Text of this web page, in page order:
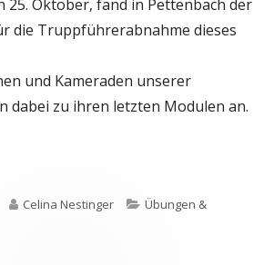
25. Oktober, fand in Pettenbach der
die Truppführerabnahme dieses
und Kameraden unserer
dabei zu ihren letzten Modulen an.
in Pettenbach am
Autor
Celina Nestinger Kategorien
Übungen &